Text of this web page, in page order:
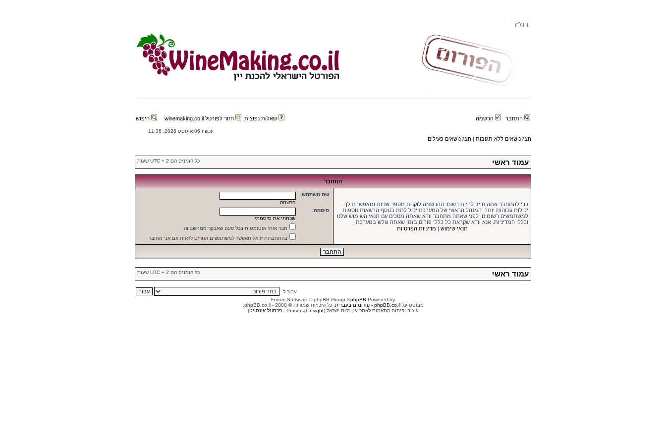
התחבר הרשמה שאלות נפוצות חזור לפורטל winemaking.co.il חיפוש
עכשיו 06 אוגוסט 2026, 11:36
הצג נושאים ללא תגובות | הצג נושאים פעילים
עמוד ראשי כל הזמנים הם UTC + 2 שעות
התחבר
כדי להתחבר אתה חייב להיות רשום. ההרשמה לוקחת מספר שניות ומאפשרת לך
יכולות גבוהות יותר. המנהל הראשי של המערכת יכול לתת בנוסף הרשאות נוספות
למשתמשים רשומים. לפני שאתה מתחבר וודא שאתה מסכים עם תנאי השימוש שלנו
וכללי המדיניות. אנא וודא שקראת כל כללי פורום בזמן שאתה גולש במערכת.
תנאי שימוש | מדיניות הפרטיות
שם משתמש:
הרשמה
סיסמה:
שכחתי את סיסמתי
חבר אותי אוטומטית בכל פעם שאבקר ממחשב זה
בהתחברות זו אל תאפשר למשתמשים אחרים לראות אם אני מחובר
עמוד ראשי כל הזמנים הם UTC + 2 שעות
עבור ל:
Powered by
phpBB
® Forum Software © phpBB Group
מבוסס עלphpBB.co.il - פורומים בעברית
. כל הזכויות שמורות © 2008 - phpBB.co.il.
עיצוב ופיתוח התאמות לאתר ע"י זכות ישראל (Personal Insight - פרסונל אינסייט )